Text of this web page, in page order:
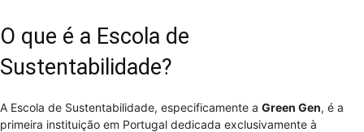
O que é a Escola de
Sustentabilidade?
A Escola de Sustentabilidade, especificamente a Green Gen, é a
primeira instituição em Portugal dedicada exclusivamente à